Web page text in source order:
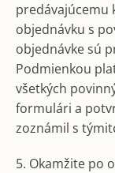
predávajúcemu
objednávku s
objednávke sú
Podmienkou
všetkých
formulári a
zoznámil s
5. Okamžite po